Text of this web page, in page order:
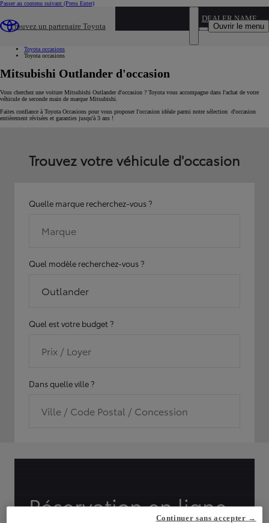
Passer au contenu suivant (Press Enter)
Trouvez un partenaire Toyota
DEALER NAME
Ouvrir le menu
Toyota occasions
Toyota occasions
Mitsubishi Outlander d'occasion
Vous cherchez une voiture Mitsubishi Outlander d'occasion ? Toyota vous accompagne dans l'achat de votre
véhicule de seconde main de marque Mitsubishi.
Faites confiance à Toyota Occasions pour vous proposer l'occasion idéale parmi notre sélection d'occasion
entièrement révisées et garanties jusqu'à 3 ans !
Trouvez votre véhicule d'occasion
Quelle marque recherchez-vous ?
Marque
Quel modèle recherchez-vous ?
Outlander
Quel est votre budget ?
Prix / Loyer
Dans quelle ville ?
Ville / Code Postal / Concession
Réservation en ligne
Continuer sans accepter →